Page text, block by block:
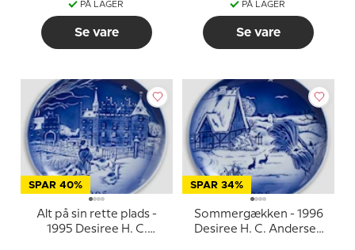
PÅ LAGER
Se vare
PÅ LAGER
Se vare
SPAR 40%
Alt på sin rette plads -
1995 Desiree H. C.
SPAR 34%
Sommergækken - 1996
Desiree H. C. Andersen